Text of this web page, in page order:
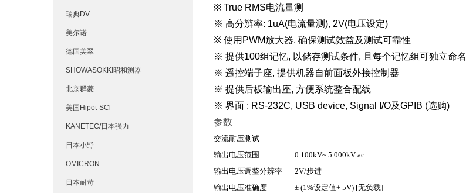
瑞典DV
美尔诺
德国美翠
SHOWASOKKI昭和测器
北京群菱
美国Hipot-SCl
KANETEC/日本强力
日本小野
OMICRON
日本耐苛
※ True RMS电流量测
※ 高分辨率: 1uA(电流量测), 2V(电压设定)
※ 使用PWM放大器, 确保测试效益及测试可靠性
※ 提供100组记忆, 以储存测试条件, 且每个记忆组可独立命名
※ 遥控端子座, 提供机器自前面板外接控制器
※ 提供后板输出座, 方便系统整合配线
※ 界面 : RS-232C, USB device, Signal I/O及GPIB (选购)
参数
交流耐压测试
输出电压范围
0.100kV~ 5.000kV ac
输出电压调整分辨率
2V/步进
输出电压准确度
± (1%设定值+ 5V) [无负载]